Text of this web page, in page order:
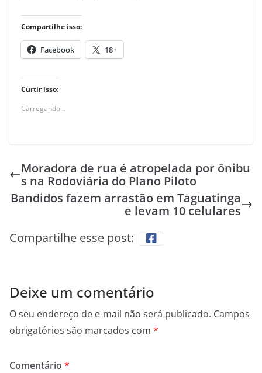
Compartilhe isso:
Facebook 18+
Curtir isso:
Carregando...
Moradora de rua é atropelada por ônibu
s na Rodoviária do Plano Piloto
Bandidos fazem arrastão em Taguatinga
e levam 10 celulares
Compartilhe esse post:
Deixe um comentário
O seu endereço de e-mail não será publicado. Campos
obrigatórios são marcados com *
Comentário *